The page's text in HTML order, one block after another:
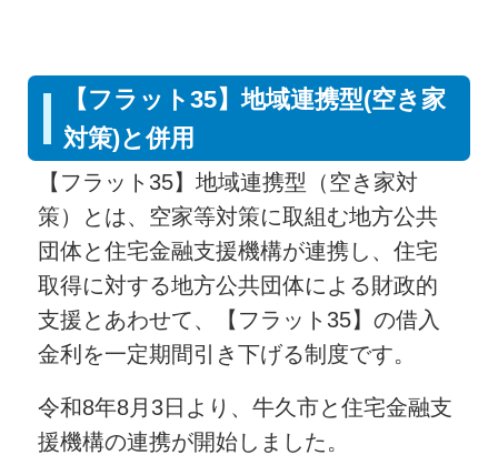
【フラット35】地域連携型(空き家
対策)と併用
【フラット35】地域連携型（空き家対
策）とは、空家等対策に取組む地方公共
団体と住宅金融支援機構が連携し、住宅
取得に対する地方公共団体による財政的
支援とあわせて、【フラット35】の借入
金利を一定期間引き下げる制度です。
令和8年8月3日より、牛久市と住宅金融支
援機構の連携が開始しました。